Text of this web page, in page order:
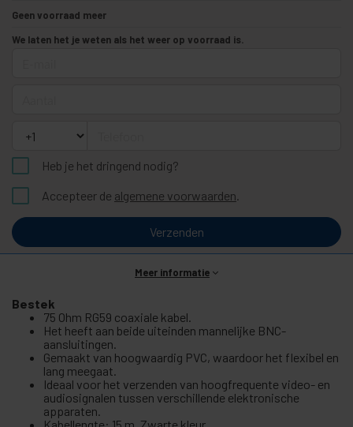
Geen voorraad meer
We laten het je weten als het weer op voorraad is.
Heb je het dringend nodig?
Accepteer de algemene voorwaarden.
Verzenden
Meer informatie
Bestek
75 Ohm RG59 coaxiale kabel.
Het heeft aan beide uiteinden mannelijke BNC-
aansluitingen.
Gemaakt van hoogwaardig PVC, waardoor het flexibel en
lang meegaat.
Ideaal voor het verzenden van hoogfrequente video- en
audiosignalen tussen verschillende elektronische
apparaten.